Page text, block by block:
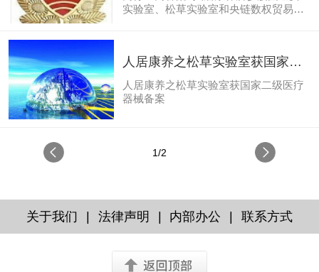
室和央链数权贸易公司
实验室、松草实验室和央链数权贸易三
人居康养之松草实验室获国家二
类医疗器械经营卫健监管备案
人居康养之松草实验室获国家二级医疗
器械备案
1/2
关于我们 | 法律声明 | 内部办公 | 联系方式